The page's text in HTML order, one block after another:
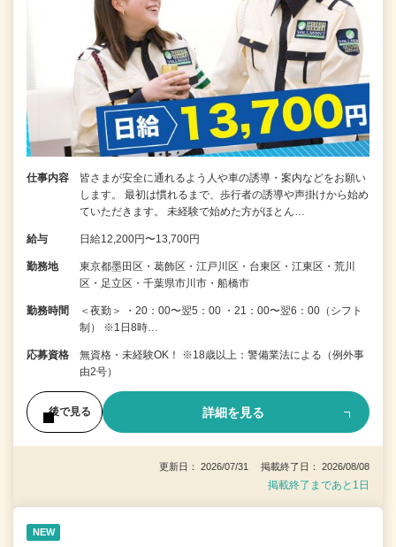
仕事内容
皆さまが安全に通れるよう人や車の誘導・案内などをお願い
します。 最初は慣れるまで、歩行者の誘導や声掛けから始め
ていただきます。 未経験で始めた方がほとん…
給与 日給12,200円〜13,700円
勤務地
東京都墨田区・葛飾区・江戸川区・台東区・江東区・荒川
区・足立区・千葉県市川市・船橋市
勤務時間
＜夜勤＞ ・20：00〜翌5：00 ・21：00〜翌6：00（シフト
制） ※1日8時…
応募資格
無資格・未経験OK！ ※18歳以上：警備業法による（例外事
由2号）
後で見る 詳細を見る
更新日： 2026/07/31 掲載終了日： 2026/08/08
掲載終了まであと1日
NEW